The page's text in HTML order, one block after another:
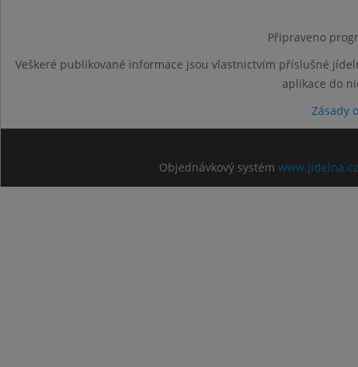
Připraveno
Veškeré publikované informace jsou vlastnictvím příslušné
aplikace do
Zásady
Objednávkový systém www.jidelna.cz